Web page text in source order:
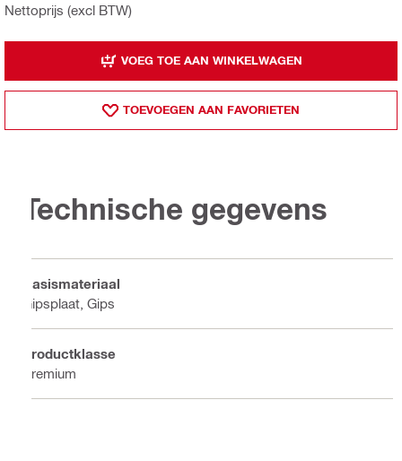
Nettoprijs (excl BTW)
VOEG TOE AAN WINKELWAGEN
TOEVOEGEN AAN FAVORIETEN
Technische gegevens
Basismateriaal
Gipsplaat, Gips
Productklasse
Premium